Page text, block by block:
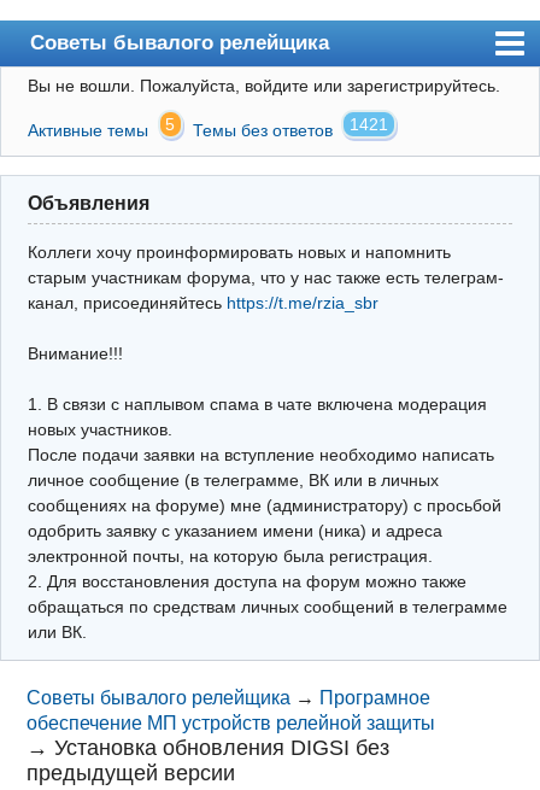
Советы бывалого релейщика
Форум
Правила
Поиск
Регистрация
Архив
Почта
Поиск релейщика
Видео РЗиА
Фотохостинг
Телеграм
Вы не вошли. Пожалуйста, войдите или зарегистрируйтесь.
Активные темы 5 Темы без ответов 1421
Объявления
Коллеги хочу проинформировать новых и напомнить
старым участникам форума, что у нас также есть телеграм-
канал, присоединяйтесь https://t.me/rzia_sbr
Внимание!!!
1. В связи с наплывом спама в чате включена модерация
новых участников.
После подачи заявки на вступление необходимо написать
личное сообщение (в телеграмме, ВК или в личных
сообщениях на форуме) мне (администратору) с просьбой
одобрить заявку с указанием имени (ника) и адреса
электронной почты, на которую была регистрация.
2. Для восстановления доступа на форум можно также
обращаться по средствам личных сообщений в телеграмме
или ВК.
Советы бывалого релейщика → Програмное
обеспечение МП устройств релейной защиты
→Установка обновления DIGSI без
предыдущей версии